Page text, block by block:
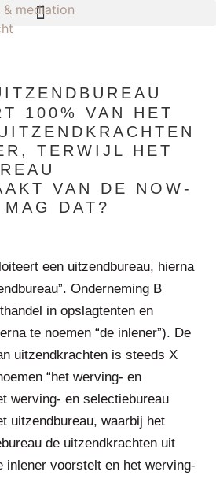
100% VAN HET
TERWIJL HET
VAN DE NOW-
DAT?
een uitzendbureau, hierna
Onderneming B
in opslagtenten en
te noemen “de inlener”). De
uitzendkrachten is steeds X
“het werving- en
werving- en selectiebureau
uitzendbureau, waarbij het
de uitzendkrachten uit
inlener voorstelt en het werving-